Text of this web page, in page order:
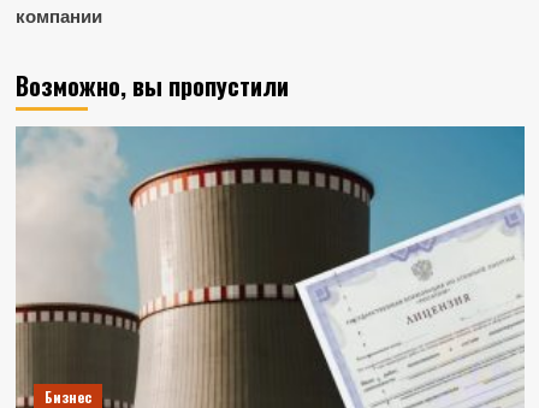
компании
Возможно, вы пропустили
Бизнес